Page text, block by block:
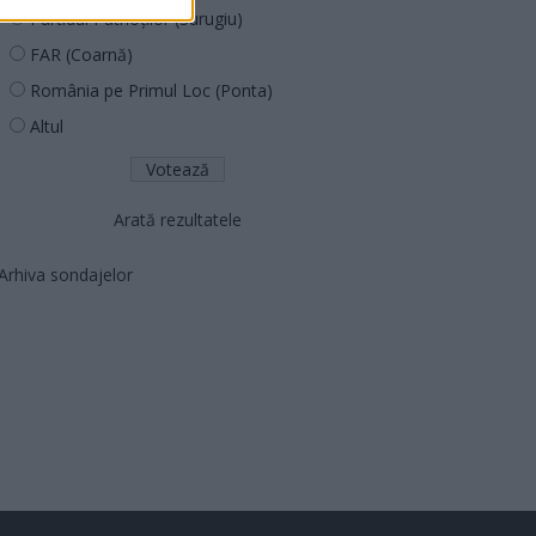
Partidul Patrioților (Surugiu)
FAR (Coarnă)
România pe Primul Loc (Ponta)
Altul
Arată rezultatele
sondajelor